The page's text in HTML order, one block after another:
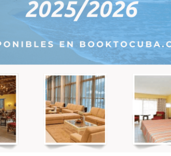
adelante se le mostrará el precio total